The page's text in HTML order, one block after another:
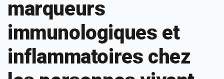
marqueurs
immunologiques et
inflammatoires chez